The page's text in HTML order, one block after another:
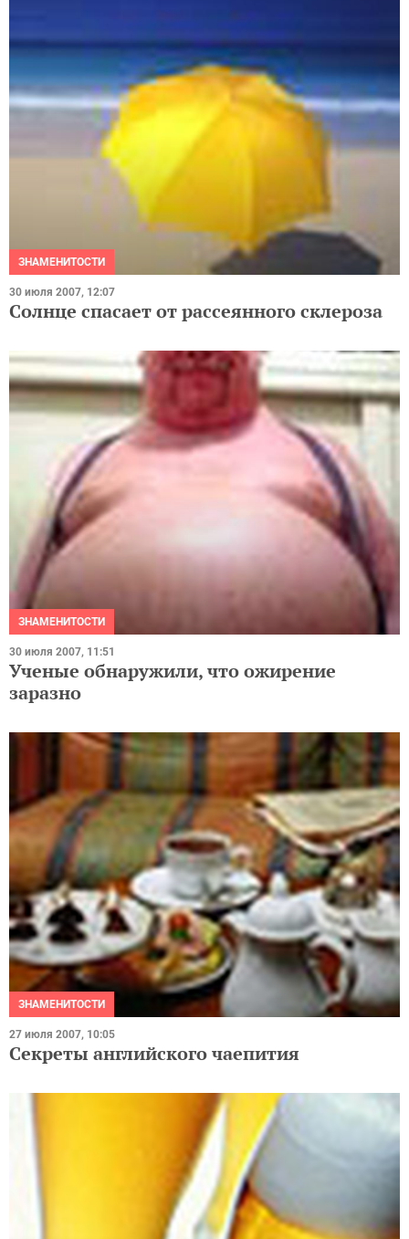
ЗНАМЕНИТОСТИ
30 июля 2007, 12:07
Солнце спасает от рассеянного склероза
ЗНАМЕНИТОСТИ
30 июля 2007, 11:51
Ученые обнаружили, что ожирение
заразно
ЗНАМЕНИТОСТИ
27 июля 2007, 10:05
Секреты английского чаепития